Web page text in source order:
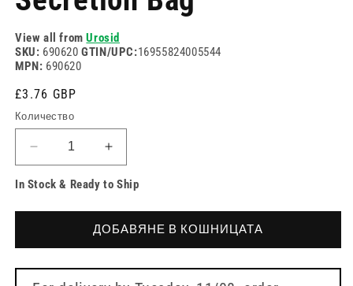
View all fromUrosid
SKU: 690620GTIN/UPC:16955824005544
MPN: 690620
Редовна
цена
£3.76 GBP
Количество
Намаляване
на
количеството
Litre
NRV
Увеличете
количеството
за
Litre
NRV
Sterile
In Stock & Ready to Ship
ДОБАВЯНЕ В КОШНИЦАТА